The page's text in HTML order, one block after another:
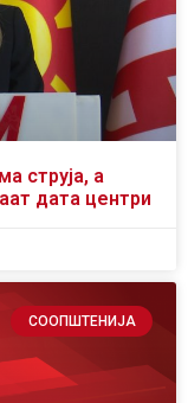
струја, а
дата центри
СООПШТЕНИЈА